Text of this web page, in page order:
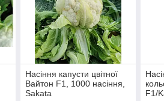
Насіння капусти цвітної
Вайтон F1, 1000 насіння,
Sakata
F1/